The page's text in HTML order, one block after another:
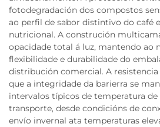
fotodegradación dos compostos
ao perfil de sabor distintivo do café
nutricional. A construción
opacidade total á luz, mantendo ao
flexibilidade e durabilidade do
distribución comercial. A
que a integridade da barierra se
intervalos típicos de temperatura
transporte, desde condicións de
envío invernal ata temperaturas